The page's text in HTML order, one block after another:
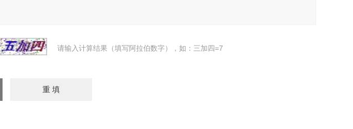
请输入计算结果（填写阿拉伯数字），如：三加四=7